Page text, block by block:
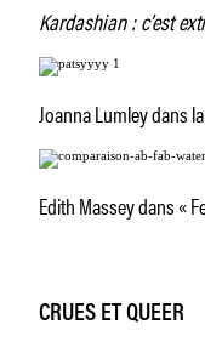
Kardashian : c’est
Joanna Lumley dans
Edith Massey dans «
CRUES ET QUEER